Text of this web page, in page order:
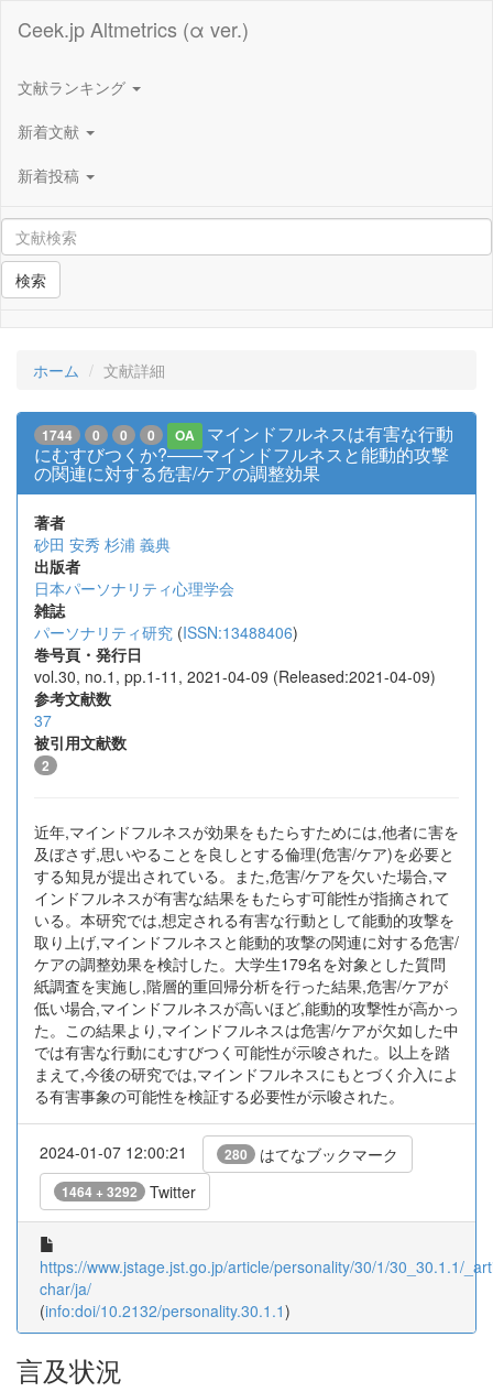
Ceek.jp Altmetrics (α ver.)
文献ランキング
新着文献
新着投稿
検索
ホーム 文献詳細
1744 0 0 0 OA
マインドフルネスは有害な行動
にむすびつくか?――マインドフルネスと能動的攻撃
の関連に対する危害/ケアの調整効果
著者
砂田 安秀 杉浦 義典
出版者
日本パーソナリティ心理学会
雑誌
パーソナリティ研究 (ISSN:13488406)
巻号頁・発行日
vol.30, no.1, pp.1-11, 2021-04-09 (Released:2021-04-09)
参考文献数
37
被引用文献数
2
近年,マインドフルネスが効果をもたらすためには,他者に害を
及ぼさず,思いやることを良しとする倫理(危害/ケア)を必要と
する知見が提出されている。また,危害/ケアを欠いた場合,マ
インドフルネスが有害な結果をもたらす可能性が指摘されて
いる。本研究では,想定される有害な行動として能動的攻撃を
取り上げ,マインドフルネスと能動的攻撃の関連に対する危害/
ケアの調整効果を検討した。大学生179名を対象とした質問
紙調査を実施し,階層的重回帰分析を行った結果,危害/ケアが
低い場合,マインドフルネスが高いほど,能動的攻撃性が高かっ
た。この結果より,マインドフルネスは危害/ケアが欠如した中
では有害な行動にむすびつく可能性が示唆された。以上を踏
まえて,今後の研究では,マインドフルネスにもとづく介入によ
る有害事象の可能性を検証する必要性が示唆された。
2024-01-07 12:00:21 280 はてなブックマーク
1464 + 3292 Twitter
https://www.jstage.jst.go.jp/article/personality/30/1/30_30.1.1/
char/ja/
(info:doi/10.2132/personality.30.1.1)
言及状況